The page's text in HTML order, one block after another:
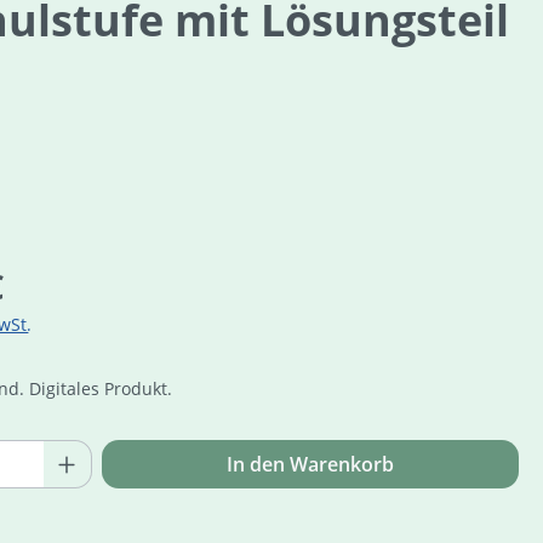
mit Lösungsteil
Digitales Produkt.
Gib den gewünschten Wert
In den Warenkorb